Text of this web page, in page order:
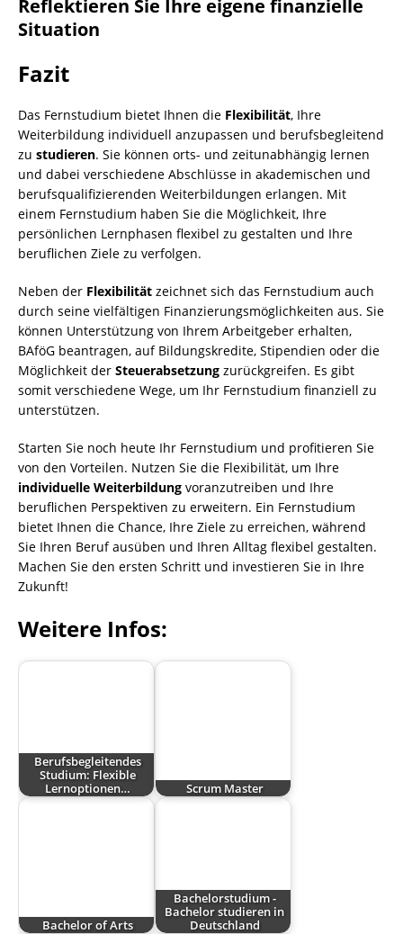
Reflektieren Sie Ihre eigene finanzielle
Situation
Fazit
Das Fernstudium bietet Ihnen die Flexibilität, Ihre
Weiterbildung individuell anzupassen und berufsbegleitend
zu studieren. Sie können orts- und zeitunabhängig lernen
und dabei verschiedene Abschlüsse in akademischen und
berufsqualifizierenden Weiterbildungen erlangen. Mit
einem Fernstudium haben Sie die Möglichkeit, Ihre
persönlichen Lernphasen flexibel zu gestalten und Ihre
beruflichen Ziele zu verfolgen.
Neben der Flexibilität zeichnet sich das Fernstudium auch
durch seine vielfältigen Finanzierungsmöglichkeiten aus. Sie
können Unterstützung von Ihrem Arbeitgeber erhalten,
BAföG beantragen, auf Bildungskredite, Stipendien oder die
Möglichkeit der Steuerabsetzung zurückgreifen. Es gibt
somit verschiedene Wege, um Ihr Fernstudium finanziell zu
unterstützen.
Starten Sie noch heute Ihr Fernstudium und profitieren Sie
von den Vorteilen. Nutzen Sie die Flexibilität, um Ihre
individuelle Weiterbildung voranzutreiben und Ihre
beruflichen Perspektiven zu erweitern. Ein Fernstudium
bietet Ihnen die Chance, Ihre Ziele zu erreichen, während
Sie Ihren Beruf ausüben und Ihren Alltag flexibel gestalten.
Machen Sie den ersten Schritt und investieren Sie in Ihre
Zukunft!
Weitere Infos:
Berufsbegleitendes
Studium: Flexible
Lernoptionen…
Scrum Master
Bachelor of Arts
Bachelorstudium -
Bachelor studieren in
Deutschland